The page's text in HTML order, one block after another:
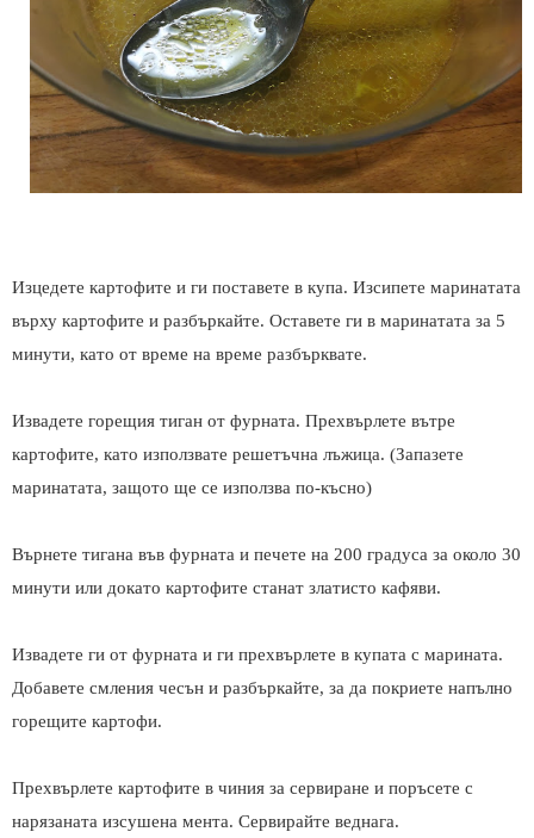
Изцедете картофите и ги поставете в купа. Изсипете маринатата
върху картофите и разбъркайте. Оставете ги в маринатата за 5
минути, като от време на време разбърквате.
Извадете горещия тиган от фурната. Прехвърлете вътре
картофите, като използвате решетъчна лъжица. (Запазете
маринатата, защото ще се използва по-късно)
Върнете тигана във фурната и печете на 200 градуса за около 30
минути или докато картофите станат златисто кафяви.
Извадете ги от фурната и ги прехвърлете в купата с марината.
Добавете смления чесън и разбъркайте, за да покриете напълно
горещите картофи.
Прехвърлете картофите в чиния за сервиране и поръсете с
нарязаната изсушена мента. Сервирайте веднага.